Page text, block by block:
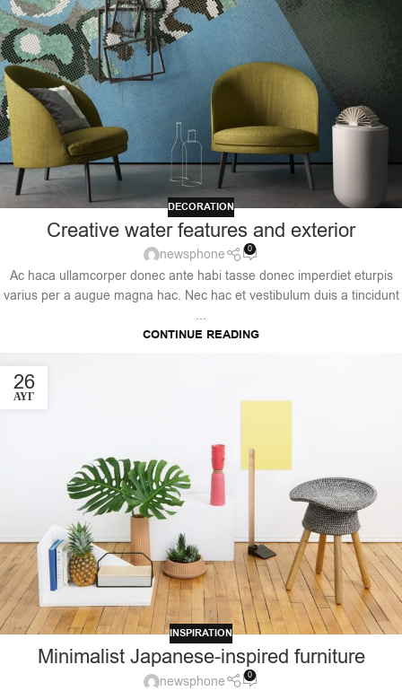
DECORATION
Creative water features and exterior
newsphone 0
Ac haca ullamcorper donec ante habi tasse donec imperdiet eturpis
varius per a augue magna hac. Nec hac et vestibulum duis a tincidunt
...
CONTINUE READING
26
ΑΥΓ
INSPIRATION
Minimalist Japanese-inspired furniture
newsphone 0